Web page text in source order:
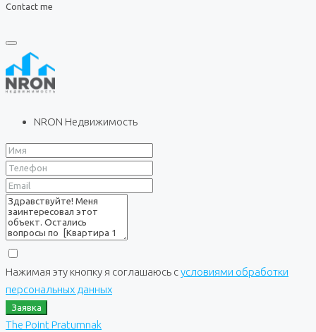
Contact me
NRON Недвижимость
Нажимая эту кнопку я соглашаюсь сусловиями обработки
персональных данных
Заявка
The Point Pratumnak